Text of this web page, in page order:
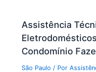
Assistência
Condomínio
São Paulo / Por